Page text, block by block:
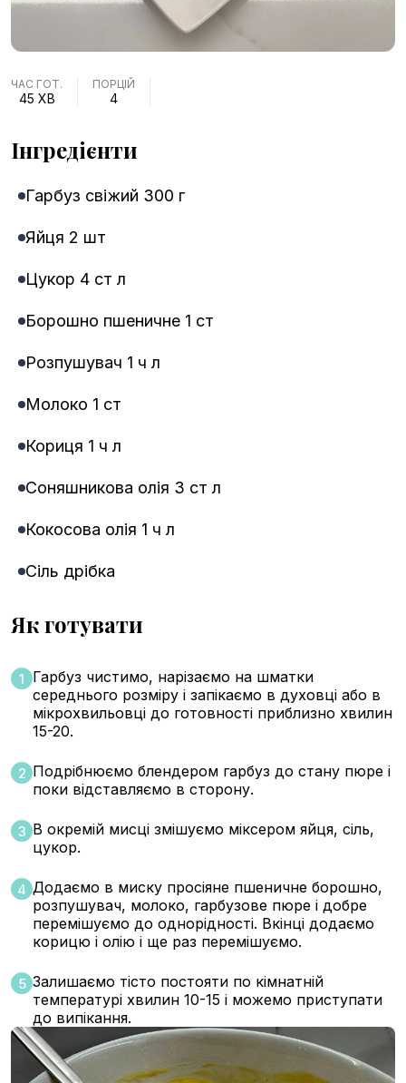
ЧАС ГОТ.
45 ХВ
ПОРЦІЙ
4
Інгредієнти
Гарбуз свіжий 300 г
Яйця 2 шт
Цукор 4 ст л
Борошно пшеничне 1 ст
Розпушувач 1 ч л
Молоко 1 ст
Кориця 1 ч л
Соняшникова олія 3 ст л
Кокосова олія 1 ч л
Сіль дрібка
Як готувати
1 Гарбуз чистимо, нарізаємо на шматки
середнього розміру і запікаємо в духовці або в
мікрохвильовці до готовності приблизно хвилин
15-20.
2 Подрібнюємо блендером гарбуз до стану пюре і
поки відставляємо в сторону.
3 В окремій мисці змішуємо міксером яйця, сіль,
цукор.
4 Додаємо в миску просіяне пшеничне борошно,
розпушувач, молоко, гарбузове пюре і добре
перемішуємо до однорідності. Вкінці додаємо
корицю і олію і ще раз перемішуємо.
5 Залишаємо тісто постояти по кімнатній
температурі хвилин 10-15 і можемо приступати
до випікання.